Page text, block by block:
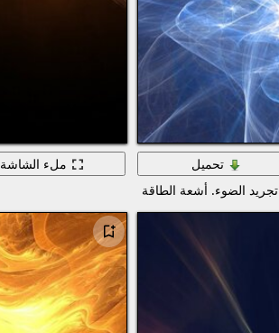
ملء الشاشة
تحميل
تجريد الضوء. أشعة الطاقة